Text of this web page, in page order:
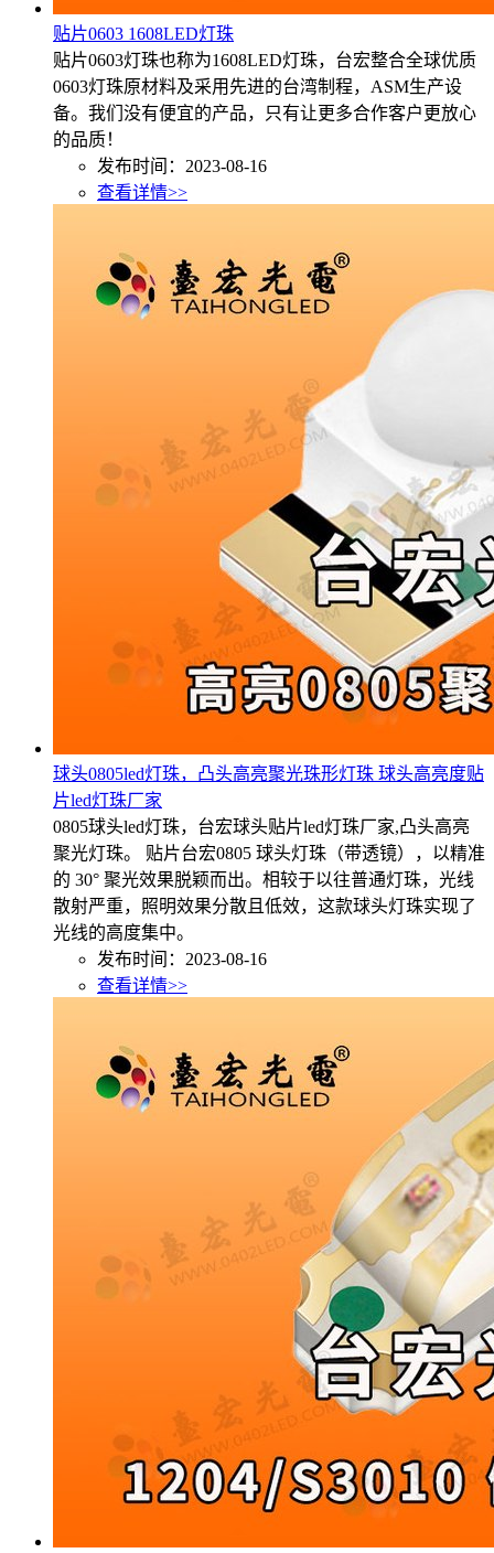
贴片0603 1608LED灯珠
贴片0603灯珠也称为1608LED灯珠，台宏整合全球优质
0603灯珠原材料及采用先进的台湾制程，ASM生产设
备。我们没有便宜的产品，只有让更多合作客户更放心
的品质！
发布时间：2023-08-16
查看详情>>
球头0805led灯珠，凸头高亮聚光珠形灯珠 球头高亮度贴
片led灯珠厂家
0805球头led灯珠，台宏球头贴片led灯珠厂家,凸头高亮
聚光灯珠。 贴片台宏0805 球头灯珠（带透镜），以精准
的 30° 聚光效果脱颖而出。相较于以往普通灯珠，光线
散射严重，照明效果分散且低效，这款球头灯珠实现了
光线的高度集中。
发布时间：2023-08-16
查看详情>>